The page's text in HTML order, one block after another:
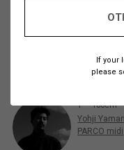
If your
please
Y 180cm
Yohji
PARCO midi